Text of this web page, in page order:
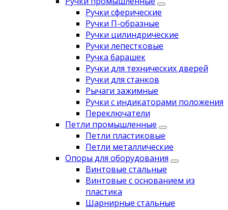
Ручки сферические
Ручки П-образные
Ручки цилиндрические
Ручки лепестковые
Ручка барашек
Ручки для технических дверей
Ручки для станков
Рычаги зажимные
Ручки с индикаторами положения
Переключатели
Петли промышленные
Петли пластиковые
Петли металлические
Опоры для оборудования
Винтовые стальные
Винтовые с основанием из
пластика
Шарнирные стальные